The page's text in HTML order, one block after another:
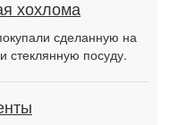
хохлома
сделанную на
посуду.